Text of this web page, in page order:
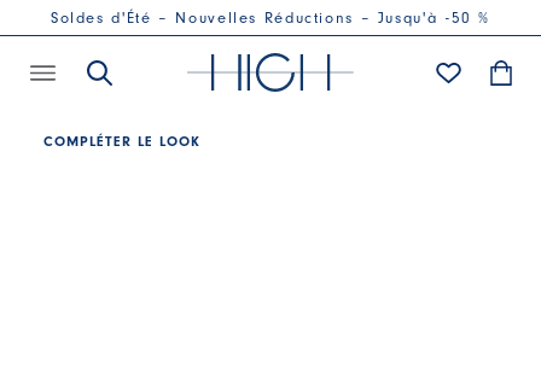
Soldes d'Été – Nouvelles Réductions – Jusqu'à -50 %
COMPLÉTER LE LOOK